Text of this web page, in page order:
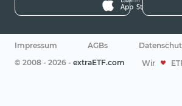
Impressum AGBs
© 2008 - 2026 - extraETF.com Wir